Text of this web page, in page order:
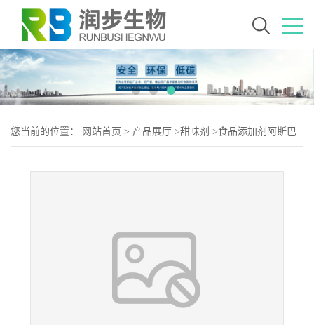
您当前的位置： 网站首页 > 产品展厅 >甜味剂 >食品添加剂阿斯巴